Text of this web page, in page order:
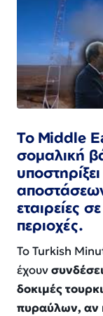
Το Middle
σομαλική
εταιρείες
περιοχές.
Το Turkish
έχουν
δοκιμές
πυραύλων, αν